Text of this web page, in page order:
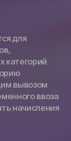
для
категорий
вывозом
ввоза
начисления